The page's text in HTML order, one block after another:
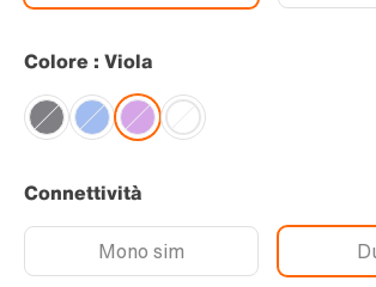
Colore : Viola
Connettività
Mono sim